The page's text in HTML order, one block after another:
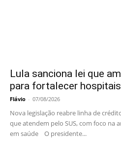
Lula sanciona lei que
para fortalecer
Flávio - 07/08/2026
Nova legislação reabre linha de
que atendem pelo SUS, com foco na
em saúde O presidente...